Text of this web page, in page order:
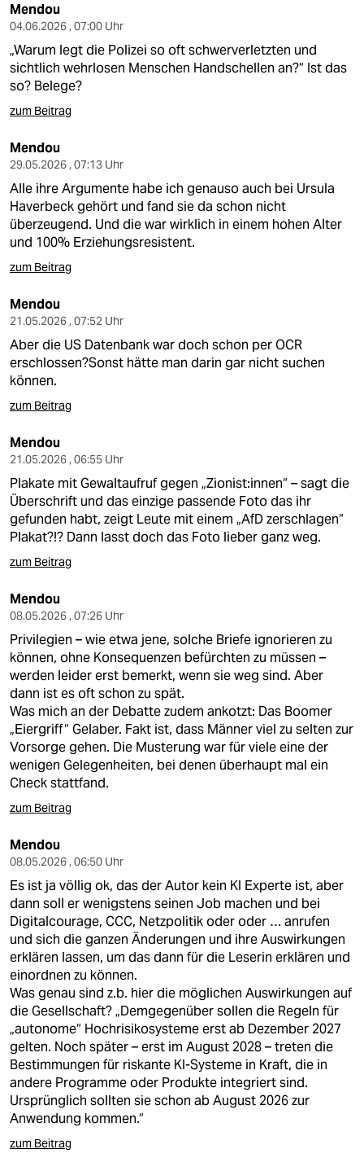
Mendou
04.06.2026 , 07:00 Uhr
„Warum legt die Polizei so oft schwerverletzten und
sichtlich wehrlosen Menschen Handschellen an?“ Ist das
so? Belege?
zum Beitrag
Mendou
29.05.2026 , 07:13 Uhr
Alle ihre Argumente habe ich genauso auch bei Ursula
Haverbeck gehört und fand sie da schon nicht
überzeugend. Und die war wirklich in einem hohen Alter
und 100% Erziehungsresistent.
zum Beitrag
Mendou
21.05.2026 , 07:52 Uhr
Aber die US Datenbank war doch schon per OCR
erschlossen?Sonst hätte man darin gar nicht suchen
können.
zum Beitrag
Mendou
21.05.2026 , 06:55 Uhr
Plakate mit Gewaltaufruf gegen „Zionist:innen“ – sagt die
Überschrift und das einzige passende Foto das ihr
gefunden habt, zeigt Leute mit einem „AfD zerschlagen“
Plakat?!? Dann lasst doch das Foto lieber ganz weg.
zum Beitrag
Mendou
08.05.2026 , 07:26 Uhr
Privilegien – wie etwa jene, solche Briefe ignorieren zu
können, ohne Konsequenzen befürchten zu müssen –
werden leider erst bemerkt, wenn sie weg sind. Aber
dann ist es oft schon zu spät.
Was mich an der Debatte zudem ankotzt: Das Boomer
„Eiergriff“ Gelaber. Fakt ist, dass Männer viel zu selten zur
Vorsorge gehen. Die Musterung war für viele eine der
wenigen Gelegenheiten, bei denen überhaupt mal ein
Check stattfand.
zum Beitrag
Mendou
08.05.2026 , 06:50 Uhr
Es ist ja völlig ok, das der Autor kein KI Experte ist, aber
dann soll er wenigstens seinen Job machen und bei
Digitalcourage, CCC, Netzpolitik oder oder … anrufen
und sich die ganzen Änderungen und ihre Auswirkungen
erklären lassen, um das dann für die Leserin erklären und
einordnen zu können.
Was genau sind z.b. hier die möglichen Auswirkungen auf
die Gesellschaft? „Demgegenüber sollen die Regeln für
„autonome“ Hochrisikosysteme erst ab Dezember 2027
gelten. Noch später – erst im August 2028 – treten die
Bestimmungen für riskante KI-Systeme in Kraft, die in
andere Programme oder Produkte integriert sind.
Ursprünglich sollten sie schon ab August 2026 zur
Anwendung kommen.“
zum Beitrag